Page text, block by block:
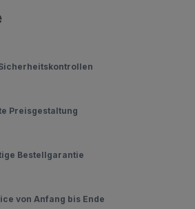
Preisgestaltung
Bestellgarantie
von Anfang bis Ende